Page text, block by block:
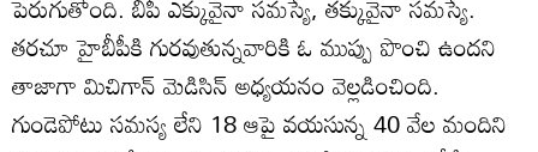
తరచూ హైబీపీకి గురవుతున్నవారికి ఓ ముప్పు పొంచి ఉందని
తాజాగా మిచిగాన్ మెడిసిన్ అధ్యయనం వెల్లడించింది.
గుండెపోటు సమస్య లేని 18 ఆపై వయసున్న 40 వేల మందిని